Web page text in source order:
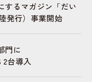
するマガジン「だい
発行）事業開始
門に
2台導入